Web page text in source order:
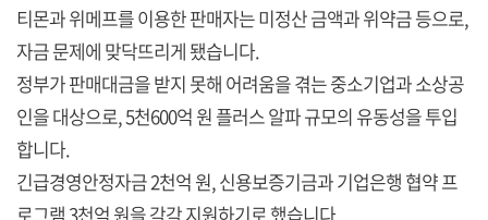
티몬과 위메프를 이용한 판매자는 미정산 금액과 위약금 등으로,
자금 문제에 맞닥뜨리게 됐습니다.
정부가 판매대금을 받지 못해 어려움을 겪는 중소기업과 소상공
인을 대상으로, 5천600억 원 플러스 알파 규모의 유동성을 투입
합니다.
긴급경영안정자금 2천억 원, 신용보증기금과 기업은행 협약 프
로그램 3천억 원을 각각 지원하기로 했습니다.